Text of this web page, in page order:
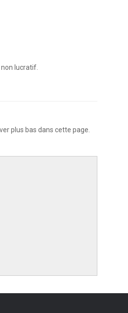
lucratif.
plus bas dans cette page.